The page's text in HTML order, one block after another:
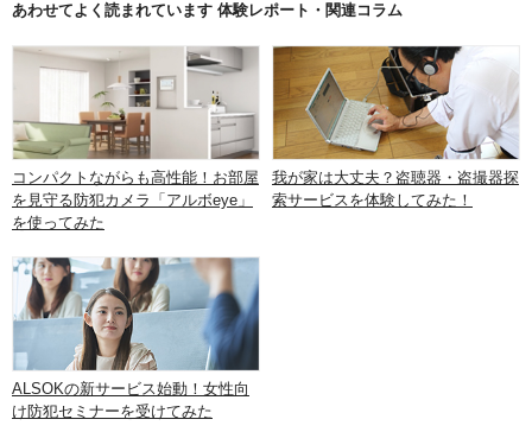
あわせてよく読まれています 体験レポート・関連コラム
コンパクトながらも高性能！お部屋
を見守る防犯カメラ「アルボeye」
を使ってみた
我が家は大丈夫？盗聴器・盗撮器探
索サービスを体験してみた！
ALSOKの新サービス始動！女性向
け防犯セミナーを受けてみた